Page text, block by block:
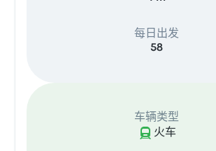
每日出发
58
车辆类型
火车